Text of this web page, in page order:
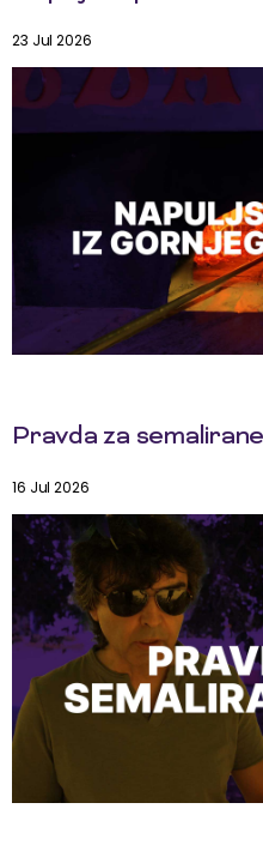
23 Jul 2026
Pravda za
16 Jul 2026